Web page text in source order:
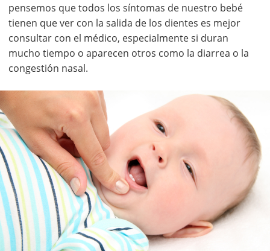
pensemos que todos los síntomas de nuestro bebé
tienen que ver con la salida de los dientes es mejor
consultar con el médico, especialmente si duran
mucho tiempo o aparecen otros como la diarrea o la
congestión nasal.